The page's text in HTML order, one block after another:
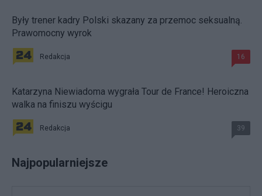
Były trener kadry Polski skazany za przemoc seksualną.
Prawomocny wyrok
Redakcja 16
Katarzyna Niewiadoma wygrała Tour de France! Heroiczna
walka na finiszu wyścigu
Redakcja 39
Najpopularniejsze